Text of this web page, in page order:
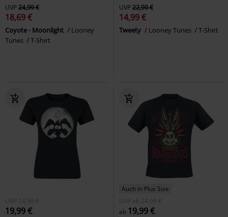
UVP24,99 €
18,69 €
Coyote - Moonlight
Looney
Tunes
T-Shirt
UVP22,90 €
14,99 €
Tweety Looney Tunes T-Shirt
UVP 24,99 €
19,99 €
Auch in Plus Size
UVP
ab 24,99 €
ab 19,99 €